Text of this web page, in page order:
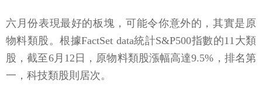
六月份表現最好的板塊，可能令你意外的，其實是原
物料類股。根據FactSet data統計S&P500指數的11大類
股，截至6月12日，原物料類股漲幅高達9.5%，排名第
一，科技類股則居次。